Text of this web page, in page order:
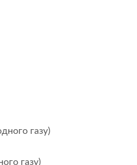
газу)
газу)